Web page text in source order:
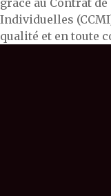
grâce au Contrat
Individuelles
qualité et en toute